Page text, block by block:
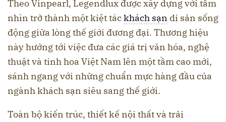
Theo Vinpearl, Legendlux được xây dựng với tầm
nhìn trở thành một kiệt táckhách sạn di sản sống
động giữa lòng thế giới đương đại. Thương hiệu
này hướng tới việc đưa các giá trị văn hóa, nghệ
thuật và tinh hoa Việt Nam lên một tầm cao mới,
sánh ngang với những chuẩn mực hàng đầu của
ngành khách sạn siêu sang thế giới.
Toàn bộ kiến trúc, thiết kế nội thất và trải